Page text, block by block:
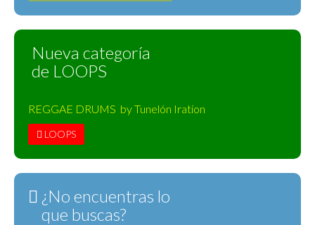
Nueva categoría
de LOOPS
REGGAE DRUMS by Tunelón Iration
LOOPS
¿No encuentras lo
que buscas?